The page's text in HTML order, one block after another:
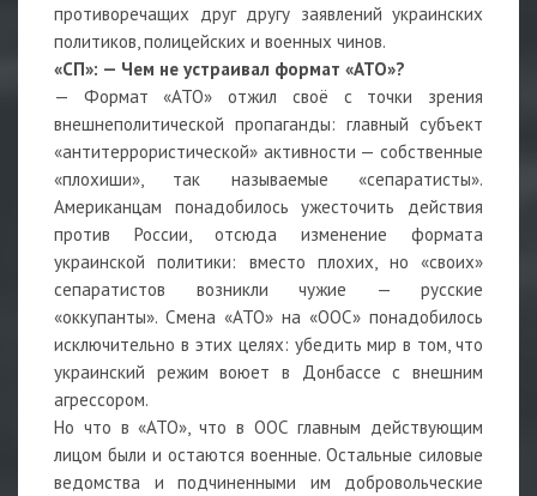
противоречащих друг другу заявлений украинских
политиков, полицейских и военных чинов.
«СП»: — Чем не устраивал формат «АТО»?
— Формат «АТО» отжил своё с точки зрения
внешнеполитической пропаганды: главный субъект
«антитеррористической» активности — собственные
«плохиши», так называемые «сепаратисты».
Американцам понадобилось ужесточить действия
против России, отсюда изменение формата
украинской политики: вместо плохих, но «своих»
сепаратистов возникли чужие — русские
«оккупанты». Смена «АТО» на «ООС» понадобилось
исключительно в этих целях: убедить мир в том, что
украинский режим воюет в Донбассе с внешним
агрессором.
Но что в «АТО», что в ООС главным действующим
лицом были и остаются военные. Остальные силовые
ведомства и подчиненными им добровольческие